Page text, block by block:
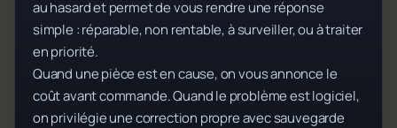
au hasard et permet de vous rendre une réponse
simple : réparable, non rentable, à surveiller, ou à traiter
en priorité.
Quand une pièce est en cause, on vous annonce le
coût avant commande. Quand le problème est logiciel,
on privilégie une correction propre avec sauvegarde